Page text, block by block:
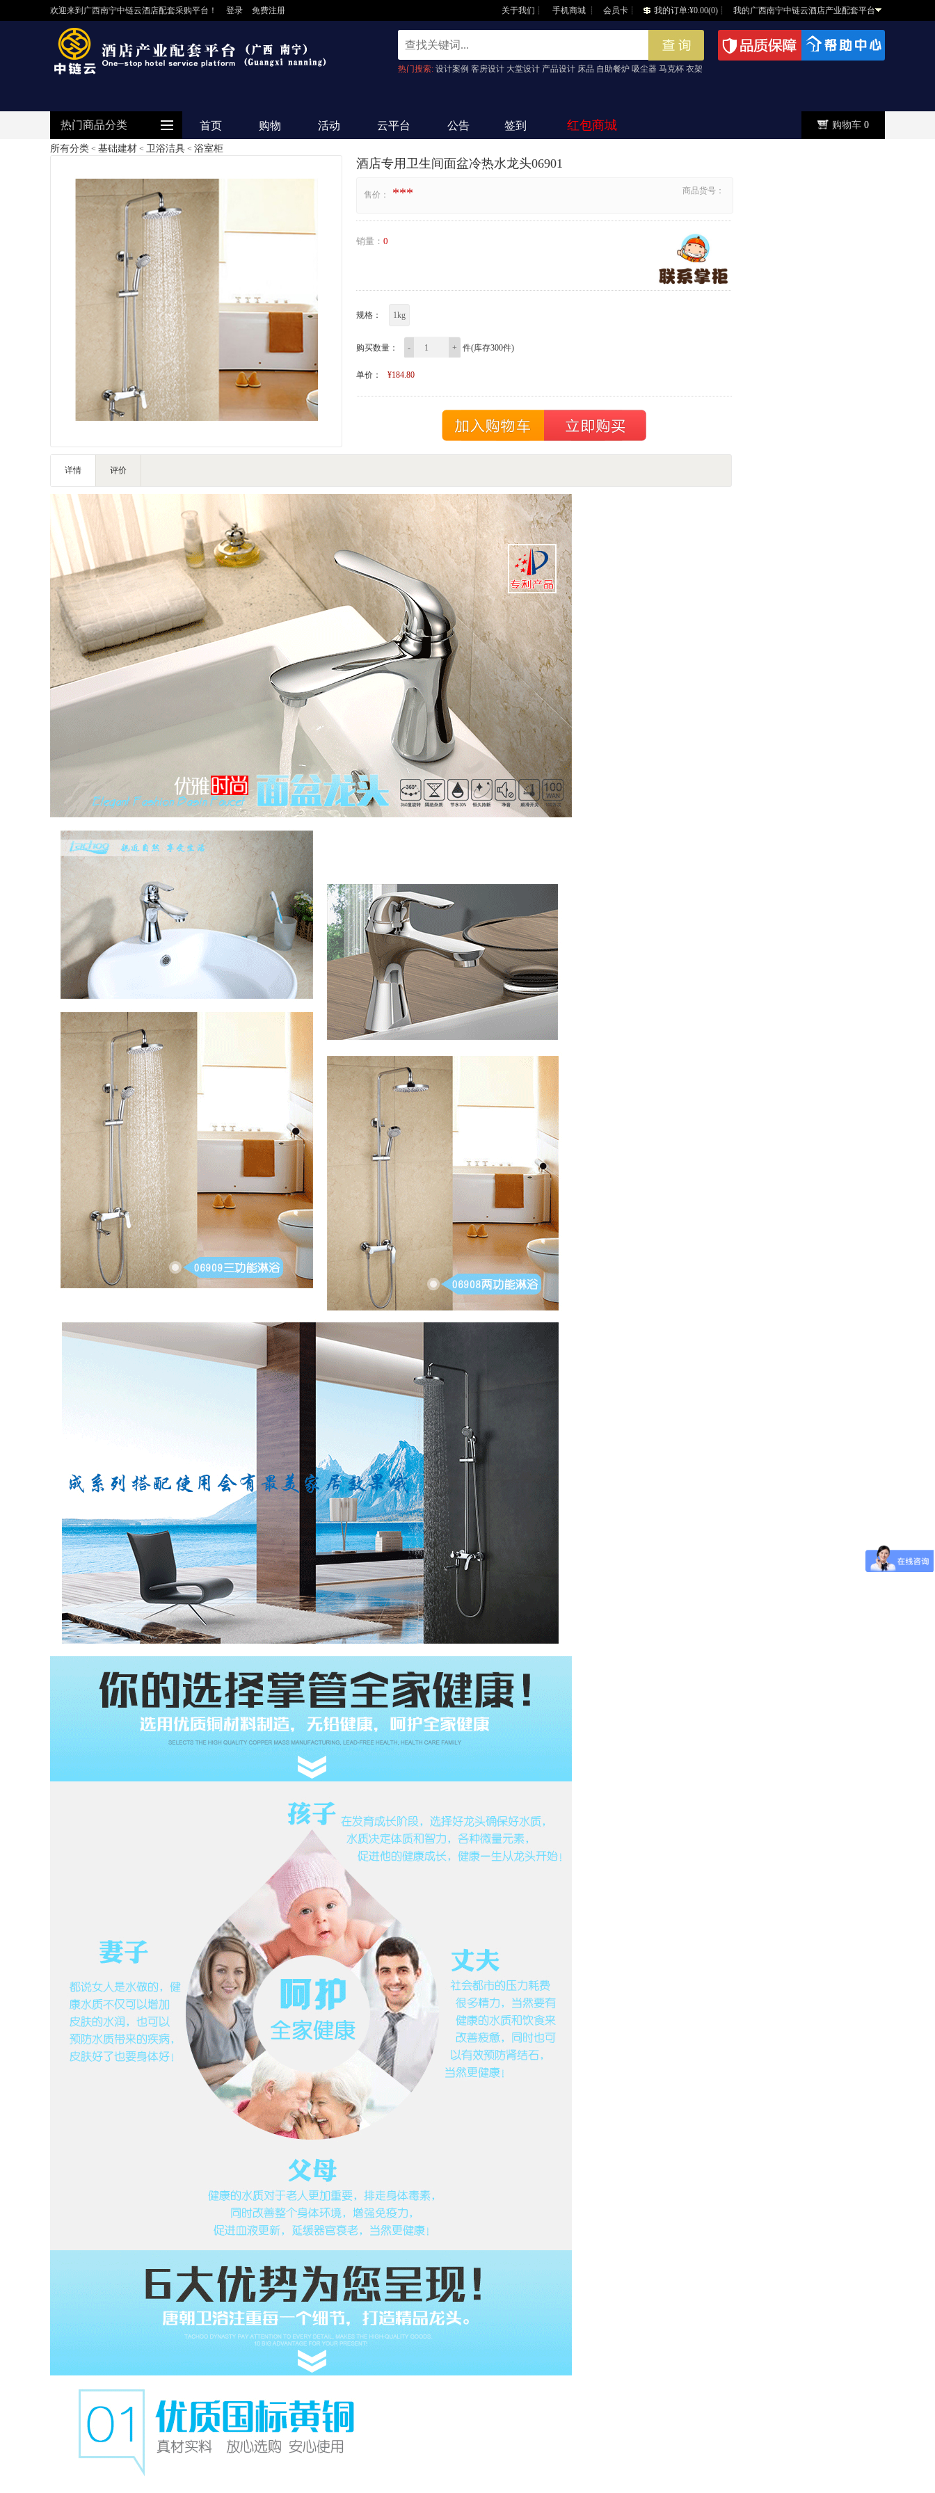
欢迎来到广西南宁中链云酒店配套采购平台！ 登录 免费注册 关于我们 ┊ 手机商城 ┊ 会员卡 ┊ 我的订单:¥0.00(0) ┊ 我的广西南宁中链云酒店产业配套平台
热门搜索: 设计案例 客房设计 大堂设计 产品设计 床品 自助餐炉 吸尘器 马克杯 衣架
热门商品分类 首页 购物 活动 云平台 公告 签到 红包商城 购物车 0
防护用品
客房用品
餐饮用品
食品饮料
电器设备
家私家具
礼品团购
大堂用品
所有分类 < 基础建材 < 卫浴洁具 < 浴室柜
酒店专用卫生间面盆冷热水龙头06901
售价： *** 商品货号：
销量： 0
规格： 1kg
购买数量： - + 件(库存300件)
单价： ¥184.80
详情 评价